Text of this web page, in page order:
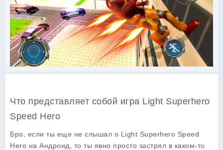
Что представляет собой игра Light Superhero
Speed Hero
Бро, если ты еще не слышал о Light Superhero Speed
Hero на Андроид, то ты явно просто застрял в каком-то